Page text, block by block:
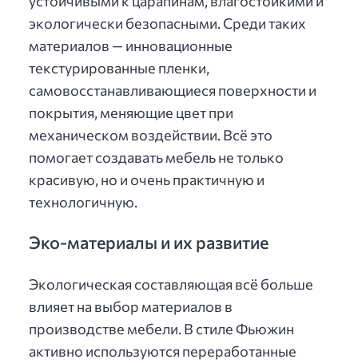
экологически безопасными. Среди таких
материалов — инновационные
текстурированные пленки,
самовосстанавливающиеся поверхности и
покрытия, меняющие цвет при
механическом воздействии. Всё это
помогает создавать мебель не только
красивую, но и очень практичную и
технологичную.
Эко-материалы и их развитие
Экологическая составляющая всё больше
влияет на выбор материалов в
производстве мебели. В стиле Фьюжин
активно используются переработанные